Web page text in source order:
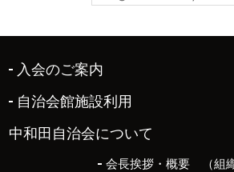
入会のご案内
自治会館施設利用
中和田自治会について
会長挨拶・概要 （組織